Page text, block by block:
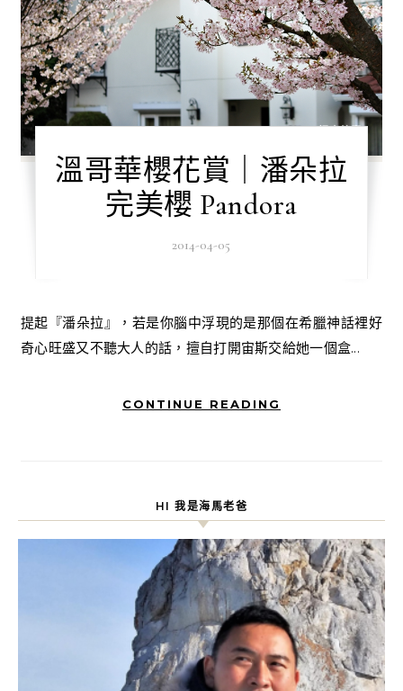
溫哥華櫻花賞｜潘朵拉
完美櫻 Pandora
2014-04-05
提起『潘朵拉』，若是你腦中浮現的是那個在希臘神話裡好
奇心旺盛又不聽大人的話，擅自打開宙斯交給她一個盒...
CONTINUE READING
HI 我是海馬老爸